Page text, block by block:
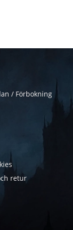
/ Förbokning
retur